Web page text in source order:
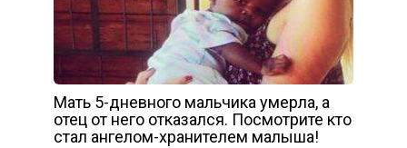
Мать 5-дневного мальчика умерла, а
отец от него отказался. Посмотрите кто
стал ангелом-хранителем малыша!